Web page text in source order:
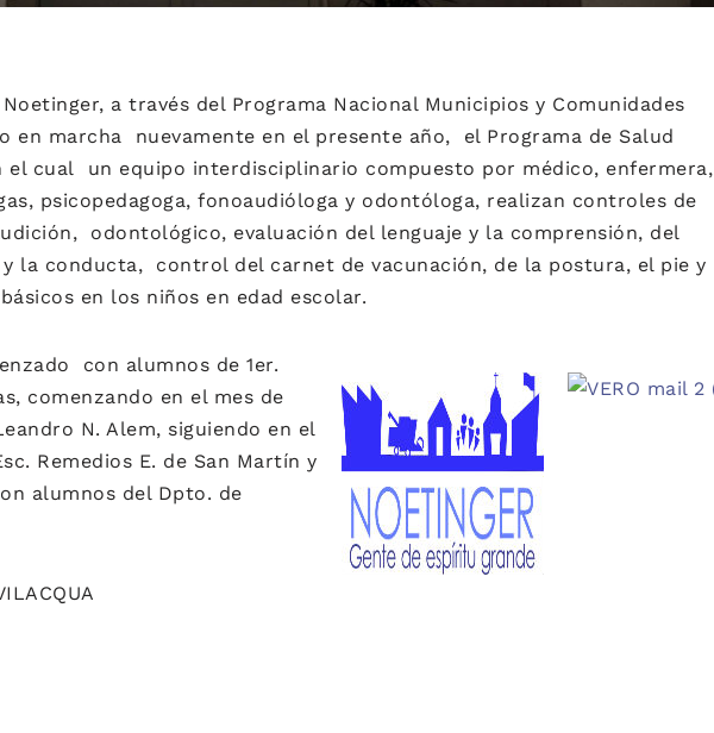
a través del Programa Nacional Municipios y Comunidades
en marcha nuevamente en el presente año, el Programa de Salud
el cual un equipo interdisciplinario compuesto por médico, enfermera,
psicopedagoga, fonoaudióloga y odontóloga, realizan controles de
odontológico, evaluación del lenguaje y la comprensión, del
la conducta, control del carnet de vacunación, de la postura, el pie y
en los niños en edad escolar.
con alumnos de 1er.
comenzando en el mes de
N. Alem, siguiendo en el
Remedios E. de San Martín y
alumnos del Dpto. de